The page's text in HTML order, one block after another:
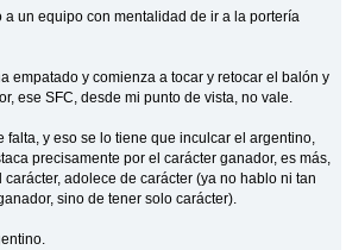
a un equipo con mentalidad de ir a la portería
empatado y comienza a tocar y retocar el balón y
ese SFC, desde mi punto de vista, no vale.
falta, y eso se lo tiene que inculcar el argentino,
precisamente por el carácter ganador, es más,
adolece de carácter (ya no hablo ni tan
sino de tener solo carácter).